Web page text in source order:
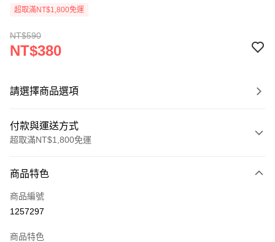
超取滿NT$1,800免運
NT$590
NT$380
請選擇商品選項
付款與運送方式
超取滿NT$1,800免運
信用卡一次付款
超商取貨付款
商品特色
商品編號
1257297
商品特色